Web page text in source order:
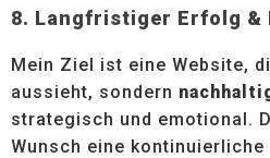
8. Langfristiger Erfolg &
Mein Ziel ist eine Website,
aussieht, sondern
strategisch und emotional.
Wunsch eine